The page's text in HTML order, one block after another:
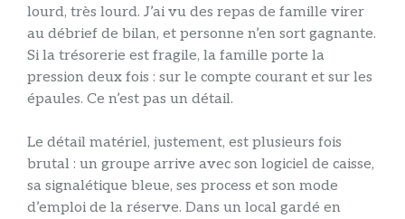
lourd, très lourd. J’ai vu des repas de famille virer
au débrief de bilan, et personne n’en sort gagnante.
Si la trésorerie est fragile, la famille porte la
pression deux fois : sur le compte courant et sur les
épaules. Ce n’est pas un détail.
Le détail matériel, justement, est plusieurs fois
brutal : un groupe arrive avec son logiciel de caisse,
sa signalétique bleue, ses process et son mode
d’emploi de la réserve. Dans un local gardé en